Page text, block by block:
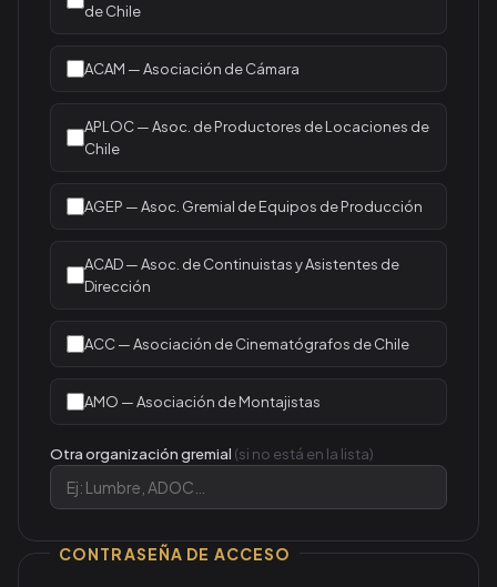
de Chile
ACAM — Asociación de Cámara
APLOC — Asoc. de Productores de Locaciones de
Chile
AGEP — Asoc. Gremial de Equipos de Producción
ACAD — Asoc. de Continuistas y Asistentes de
Dirección
ACC — Asociación de Cinematógrafos de Chile
AMO — Asociación de Montajistas
Otra organización gremial (si no está en la lista)
CONTRASEÑA DE ACCESO